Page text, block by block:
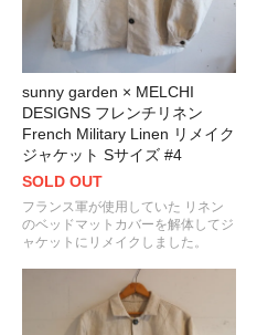
sunny garden × MELCHI
DESIGNS フレンチリネン
French Military Linen リメイク
ジャケット Sサイズ #4
SOLD OUT
フランス軍が使用していた リネン
のベッドマットカバーを解体してジ
ャケットにリメイクしました。